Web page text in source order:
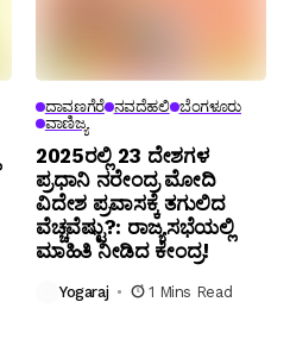
ದಾವಣಗೆರೆ ನವದೆಹಲಿ ಬೆಂಗಳೂರು
ವಾಣಿಜ್ಯ
2025ರಲ್ಲಿ 23 ದೇಶಗಳ
ಪ್ರಧಾನಿ ನರೇಂದ್ರ ಮೋದಿ
ವಿದೇಶ ಪ್ರವಾಸಕ್ಕೆ ತಗುಲಿದ
ವೆಚ್ಚವೆಷ್ಟು?: ರಾಜ್ಯಸಭೆಯಲ್ಲಿ
ಮಾಹಿತಿ ನೀಡಿದ ಕೇಂದ್ರ!
Yogaraj 1 Mins Read